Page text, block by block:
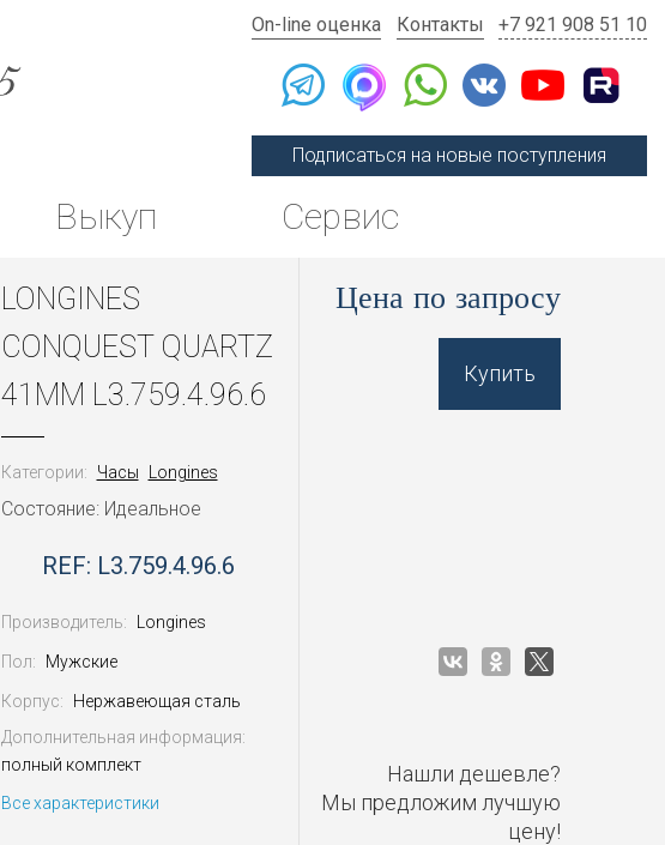
On-line оценка Контакты +7 921 908 51 10
Подписаться на новые поступления
Выкуп Сервис
LONGINES
CONQUEST QUARTZ
41MM L3.759.4.96.6
Категории: Часы Longines
Состояние: Идеальное
REF: L3.759.4.96.6
Производитель: Longines
Пол: Мужские
Корпус:
Нержавеющая сталь
Дополнительная информация:
полный комплект
Все характеристики
Цена по запросу
Купить
Нашли дешевле?
Мы предложим лучшую
цену!